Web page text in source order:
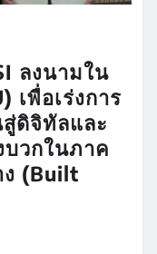
ลงนามใน
เพื่อเร่งการ
ดิจิทัลและ
บวกในภาค
ง (Built